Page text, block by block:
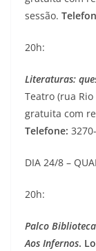
sessão.
20h:
Literaturas:
Teatro (rua
gratuita com
Telefone:
DIA 24/8 –
20h:
Palco Biblioteca
Aos Infernos.